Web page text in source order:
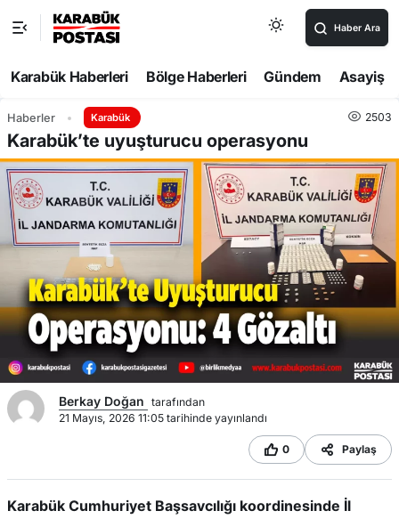
Haber Ara
Karabük Haberleri Bölge Haberleri Gündem Asayiş
Haberler Karabük 2503
Karabük’te uyuşturucu operasyonu
Berkay Doğan tarafından
21 Mayıs, 2026 11:05 tarihinde yayınlandı
0 Paylaş
Karabük Cumhuriyet Başsavcılığı koordinesinde İl